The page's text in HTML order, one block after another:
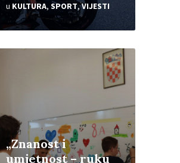
u KULTURA, SPORT,VIJESTI
„Znanost i
umjetnost – ruku